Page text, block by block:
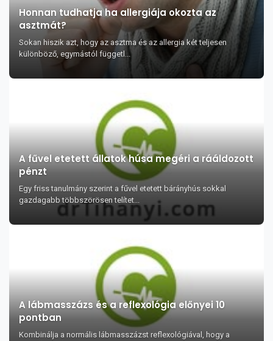
Honnan tudhatja ha allergiája okozta az
asztmát?
Sokan hiszik azt, hogy az asztma és az allergia két teljesen
különböző, egymástól függetl...
A fűvel etetett állatok húsa megéri a rááldozott
pénzt
Egy friss tanulmány szerint a fűvel etetett bárányhús sokkal
gazdagabb többszörösen telítet...
A lábmasszázs és a reflexológia előnyei 10
pontban
Kombinálja a normális lábmasszázst reflexológiával, hogy a